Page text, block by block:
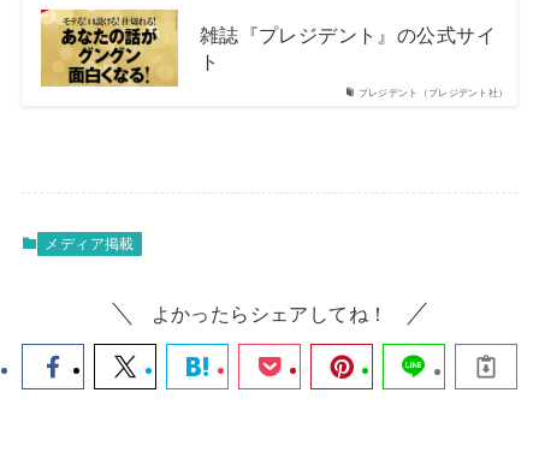
プレジデント（プレジデント社）
雑誌『プレジデント』の公式サイ
ト
メディア掲載
よかったらシェアしてね！